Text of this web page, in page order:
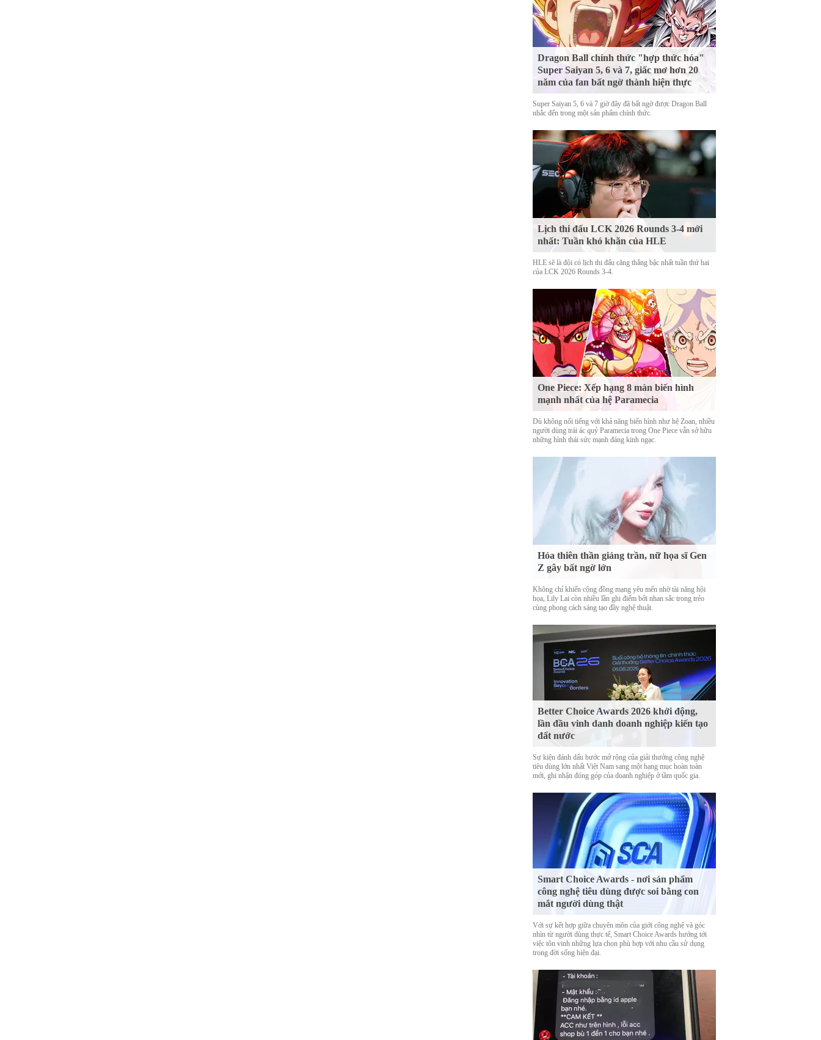
Dragon Ball chính thức "hợp thức hóa"
Super Saiyan 5, 6 và 7, giấc mơ hơn 20
năm của fan bất ngờ thành hiện thực
Super Saiyan 5, 6 và 7 giờ đây đã bất ngờ được Dragon Ball
nhắc đến trong một sản phẩm chính thức.
Lịch thi đấu LCK 2026 Rounds 3-4 mới
nhất: Tuần khó khăn của HLE
HLE sẽ là đội có lịch thi đấu căng thẳng bậc nhất tuần thứ hai
của LCK 2026 Rounds 3-4.
One Piece: Xếp hạng 8 màn biến hình
mạnh nhất của hệ Paramecia
Dù không nổi tiếng với khả năng biến hình như hệ Zoan, nhiều
người dùng trái ác quỷ Paramecia trong One Piece vẫn sở hữu
những hình thái sức mạnh đáng kinh ngạc.
Hóa thiên thần giáng trần, nữ họa sĩ Gen
Z gây bất ngờ lớn
Không chỉ khiến cộng đồng mạng yêu mến nhờ tài năng hội
họa, Lily Lai còn nhiều lần ghi điểm bởi nhan sắc trong trẻo
cùng phong cách sáng tạo đầy nghệ thuật.
Better Choice Awards 2026 khởi động,
lần đầu vinh danh doanh nghiệp kiến tạo
đất nước
Sự kiện đánh dấu bước mở rộng của giải thưởng công nghệ
tiêu dùng lớn nhất Việt Nam sang một hạng mục hoàn toàn
mới, ghi nhận đóng góp của doanh nghiệp ở tầm quốc gia.
Smart Choice Awards - nơi sản phẩm
công nghệ tiêu dùng được soi bằng con
mắt người dùng thật
Với sự kết hợp giữa chuyên môn của giới công nghệ và góc
nhìn từ người dùng thực tế, Smart Choice Awards hướng tới
việc tôn vinh những lựa chọn phù hợp với nhu cầu sử dụng
trong đời sống hiện đại.